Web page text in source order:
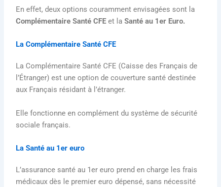
En effet, deux options couramment envisagées sont la
Complémentaire Santé CFEet la Santé au 1er Euro.
La Complémentaire Santé CFE
La Complémentaire Santé CFE (Caisse des Français de
l’Étranger) est une option de couverture santé destinée
aux Français résidant à l’étranger.
Elle fonctionne en complément du système de sécurité
sociale français.
La Santé au 1er euro
L’assurance santé au 1er euro prend en charge les frais
médicaux dès le premier euro dépensé, sans nécessité